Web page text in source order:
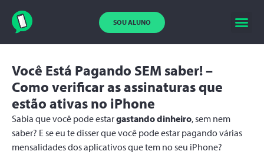
SOU ALUNO
Você Está Pagando SEM saber! –
Como verificar as assinaturas que
estão ativas no iPhone
Sabia que você pode estargastando dinheiro, sem nem
saber? E se eu te disser que você pode estar pagando várias
mensalidades dos aplicativos que tem no seu iPhone?